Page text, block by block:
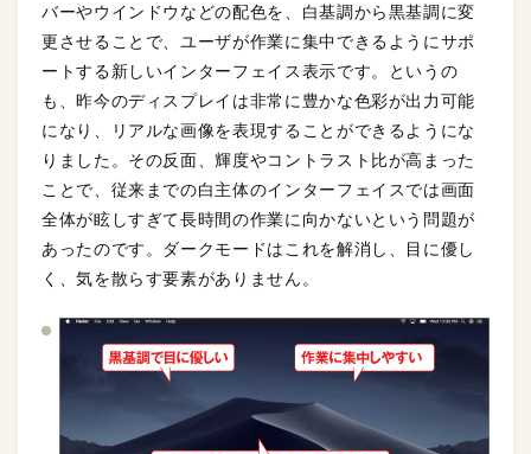
バーやウインドウなどの配色を、白基調から黒基調に変
更させることで、ユーザが作業に集中できるようにサポ
ートする新しいインターフェイス表示です。というの
も、昨今のディスプレイは非常に豊かな色彩が出力可能
になり、リアルな画像を表現することができるようにな
りました。その反面、輝度やコントラスト比が高まった
ことで、従来までの白主体のインターフェイスでは画面
全体が眩しすぎて長時間の作業に向かないという問題が
あったのです。ダークモードはこれを解消し、目に優し
く、気を散らす要素がありません。